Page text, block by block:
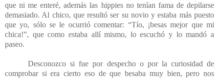
que ni me enteré, además las hippies no tenían fama de depilarse
demasiado. Al chico, que resultó ser su novio y estaba más puesto
que yo, sólo se le ocurrió comentar: “Tío, ¡besas mejor que mi
chica!”, que como estaba allí mismo, lo escuchó y lo mandó a
paseo.
Desconozco si fue por despecho o por la curiosidad de
comprobar si era cierto eso de que besaba muy bien, pero nos